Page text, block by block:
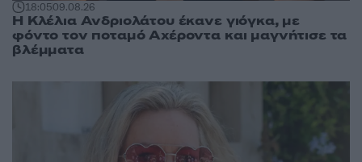
18:0509.08.26
Η Κλέλια Ανδριολάτου έκανε γιόγκα, με
φόντο τον ποταμό Αχέροντα και μαγνήτισε τα
βλέμματα